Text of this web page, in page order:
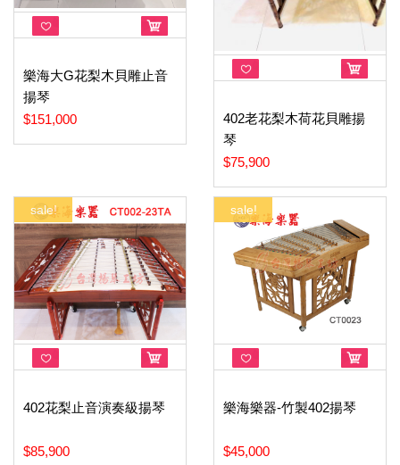
樂海大G花梨木貝雕止音
揚琴
$151,000
402老花梨木荷花貝雕揚
琴
$75,900
sale!
402花梨止音演奏級揚琴
$85,900
sale!
樂海樂器-竹製402揚琴
$45,000